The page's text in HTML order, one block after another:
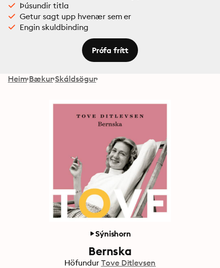
Þúsundir titla
Getur sagt upp hvenær sem er
Engin skuldbinding
Prófa frítt
Heim Bækur Skáldsögur
Sýnishorn
Bernska
Höfundur Tove Ditlevsen